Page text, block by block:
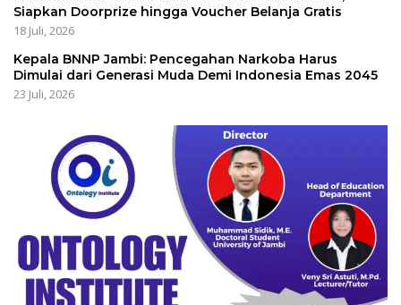
Siapkan Doorprize hingga Voucher Belanja Gratis
18 Juli, 2026
Kepala BNNP Jambi: Pencegahan Narkoba Harus
Dimulai dari Generasi Muda Demi Indonesia Emas 2045
23 Juli, 2026